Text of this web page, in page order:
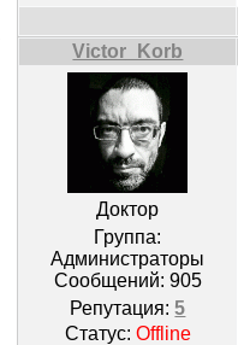
Victor_Korb
Доктор
Группа:
Администраторы
Сообщений: 905
Репутация:5
Статус: Offline